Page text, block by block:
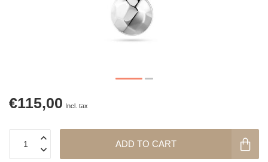
€115,00 Incl. tax
ADD TO CART